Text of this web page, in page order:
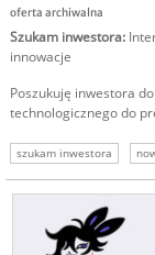
oferta archiwalna
Szukam inwestora:
innowacje
Poszukuję inwestora
technologicznego do
szukam inwestora